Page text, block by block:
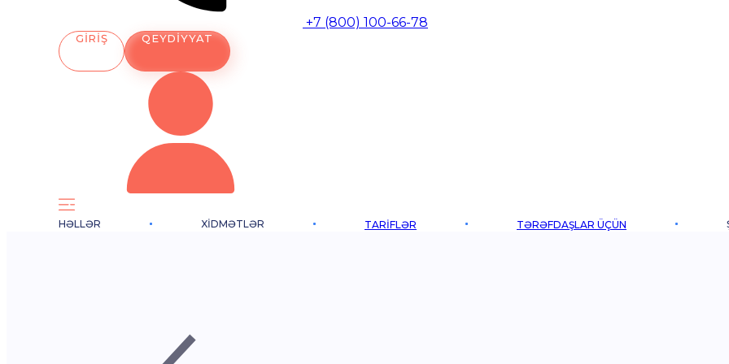
+7 (800) 100-66-78
GIRIŞ QEYDIYYAT
HƏLLƏR XIDMƏTLƏR TARIFLƏR TƏRƏFDAŞLAR ÜÇÜN